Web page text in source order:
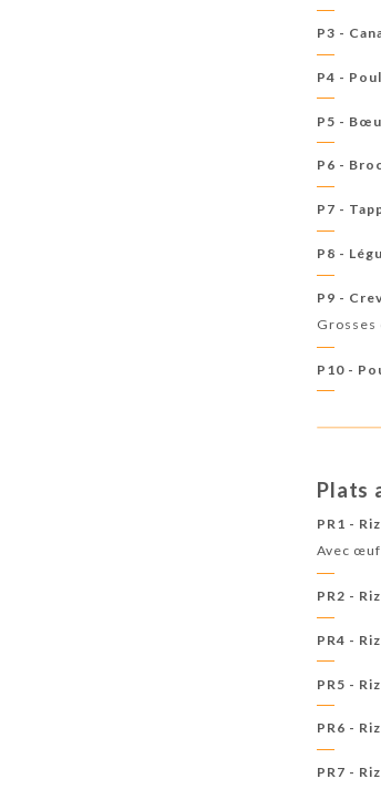
P3 -
P4 -
P5 -
P6 -
P7 -
P8 -
P9 -
Grosses
P10 -
Plats
PR1 -
Avec
PR2 -
PR4 -
PR5 -
PR6 -
PR7 -